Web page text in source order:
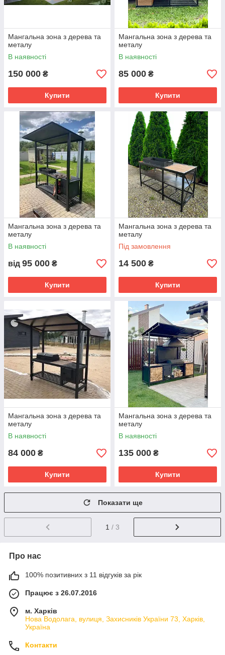
Мангальна зона з дерева та
металу
В наявності
150 000 ₴
Купити
Мангальна зона з дерева та
металу
В наявності
85 000 ₴
Купити
Мангальна зона з дерева та
металу
В наявності
від 95 000 ₴
Купити
Мангальна зона з дерева та
металу
Під замовлення
14 500 ₴
Купити
Мангальна зона з дерева та
металу
В наявності
84 000 ₴
Купити
Мангальна зона з дерева та
металу
В наявності
135 000 ₴
Купити
Показати ще
1 / 3
Про нас
100% позитивних з 11 відгуків за рік
Працює з 26.07.2016
м. Харків
Нова Водолага, вулиця, Захисників України 73, Харків,
Україна
Контакти